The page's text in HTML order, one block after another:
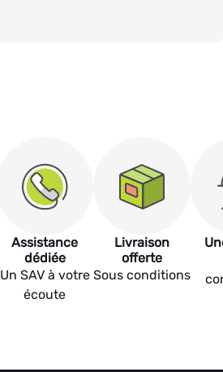
Assistance
dédiée
Un SAV à votre
écoute
Livraison
offerte
Sous conditions